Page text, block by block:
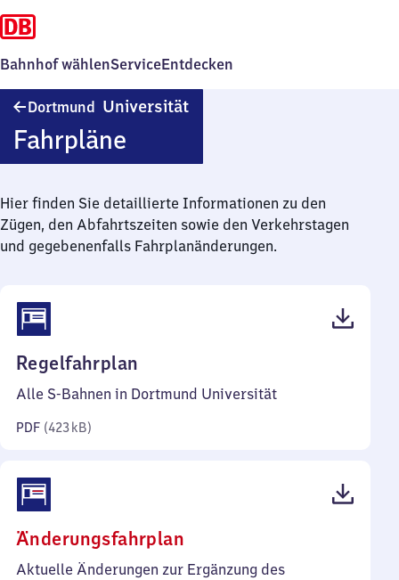
Bahnhof wählenServiceEntdecken
Dortmund Universität
Fahrpläne
Hier finden Sie detaillierte Informationen zu den
Zügen, den Abfahrtszeiten sowie den Verkehrstagen
und gegebenenfalls Fahrplanänderungen.
Regelfahrplan
423
Alle S-Bahnen in Dortmund Universität
PDF (423 kB)
Änderungsfahrplan
283
Aktuelle Änderungen zur Ergänzung des